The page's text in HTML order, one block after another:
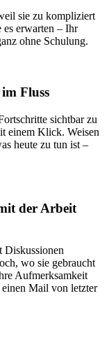
sie zu kompliziert
erwarten – Ihr
ohne Schulung.
Fluss
sichtbar zu
einem Klick. Weisen
heute zu tun ist –
der Arbeit
Diskussionen
wo sie gebraucht
Aufmerksamkeit
einen Mail von letzter